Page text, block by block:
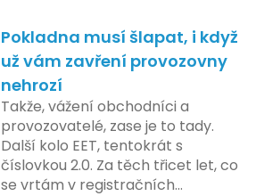
plánovaná na první pololetí
následujícího roku, je zaměřena
na školení a edukaci uživatelů,
včetně přípravy materiálů a
školení pro zaměstnavatele a
účetní firmy. V této fázi dojde
také k oficiálnímu spuštění
systému pro vybrané segmenty
podnikání. Třetí a konečná fáze
České republice. Povinnost uvést
telefonní číslo se týká všech
nově registrovaných domén, a
také může ovlivnit stávající
majitele domén při aktualizaci
jejich údajů.
Pokladna musí šlapat, i když
už vám zavření provozovny
nehrozí
Takže, vážení obchodníci a
provozovatelé, zase je to tady.
Další kolo EET, tentokrát s
číslovkou 2.0. Za těch třicet let, co
se vrtám v registračních